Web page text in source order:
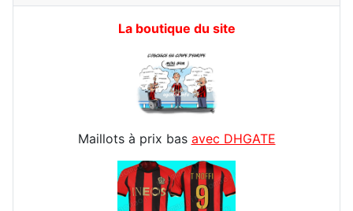
La boutique du site
Maillots à prix bas avec DHGATE